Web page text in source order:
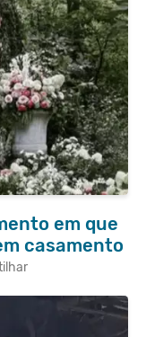
em que
casamento